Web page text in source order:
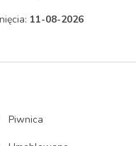
11-08-2026
Piwnica